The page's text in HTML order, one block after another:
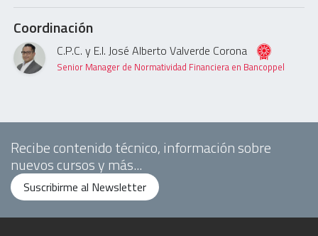
Coordinación
C.P.C. y E.I. José Alberto Valverde Corona
Senior Manager de Normatividad Financiera en Bancoppel
Recibe contenido técnico, información sobre
nuevos cursos y más...
Suscribirme al Newsletter